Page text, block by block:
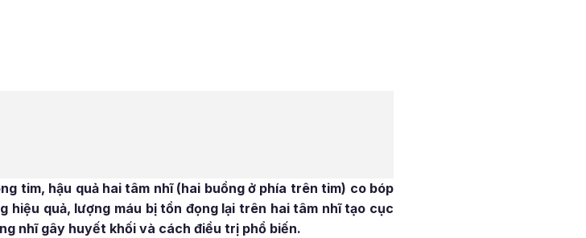
tim, hậu quả hai tâm nhĩ (hai buồng ở phía trên tim) co bóp
hiệu quả, lượng máu bị tồn đọng lại trên hai tâm nhĩ tạo cục
nhĩ gây huyết khối và cách điều trị phổ biến.